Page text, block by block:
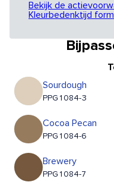
Bekijk de
Kleurbedenktijd
Sourdough
PPG1084-3
Cocoa Pecan
PPG1084-6
Brewery
PPG1084-7